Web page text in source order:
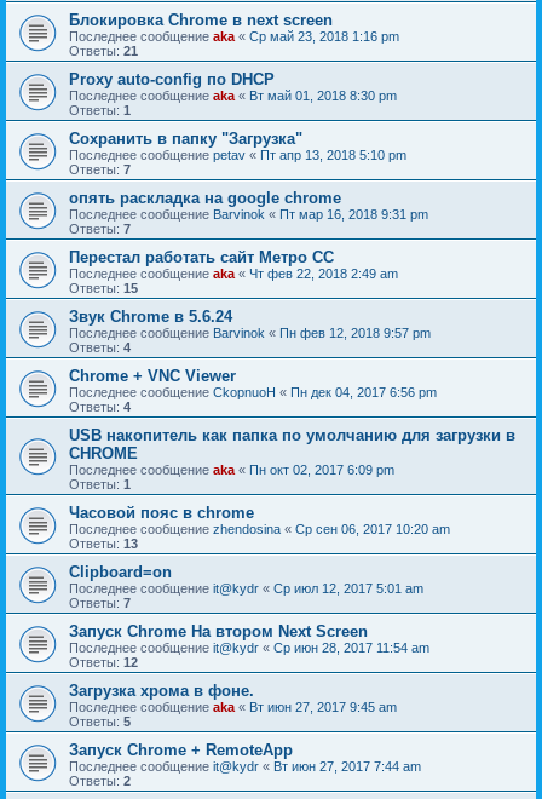
Блокировка Chrome в next screen
Последнее сообщение aka « Ср май 23, 2018 1:16 pm
Ответы: 21
Proxy auto-config по DHCP
Последнее сообщение aka « Вт май 01, 2018 8:30 pm
Ответы: 1
Сохранить в папку "Загрузка"
Последнее сообщение petav « Пт апр 13, 2018 5:10 pm
Ответы: 7
опять раскладка на google chrome
Последнее сообщение Barvinok « Пт мар 16, 2018 9:31 pm
Ответы: 7
Перестал работать сайт Метро СС
Последнее сообщение aka « Чт фев 22, 2018 2:49 am
Ответы: 15
Звук Chrome в 5.6.24
Последнее сообщение Barvinok « Пн фев 12, 2018 9:57 pm
Ответы: 4
Chrome + VNC Viewer
Последнее сообщение CkopnuoH « Пн дек 04, 2017 6:56 pm
Ответы: 4
USB накопитель как папка по умолчанию для загрузки в
CHROME
Последнее сообщение aka « Пн окт 02, 2017 6:09 pm
Ответы: 1
Часовой пояс в chrome
Последнее сообщение zhendosina « Ср сен 06, 2017 10:20 am
Ответы: 13
Clipboard=on
Последнее сообщение it@kydr « Ср июл 12, 2017 5:01 am
Ответы: 7
Запуск Chrome На втором Next Screen
Последнее сообщение it@kydr « Ср июн 28, 2017 11:54 am
Ответы: 12
Загрузка хрома в фоне.
Последнее сообщение aka « Вт июн 27, 2017 9:45 am
Ответы: 5
Запуск Chrome + RemoteApp
Последнее сообщение it@kydr « Вт июн 27, 2017 7:44 am
Ответы: 2